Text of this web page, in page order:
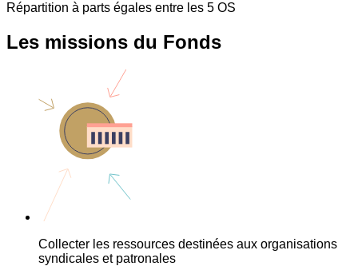
Répartition à parts égales entre les 5 OS
Les missions du Fonds
Collecter les ressources destinées aux organisations
syndicales et patronales